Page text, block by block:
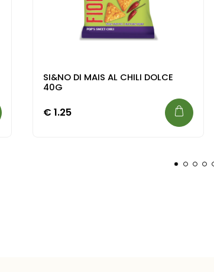
SI&NO DI MAIS AL CHILI DOLCE
40G
€ 1.25